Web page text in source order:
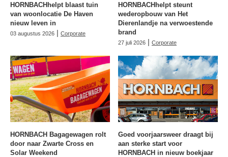
HORNBACHhelpt blaast tuin
van woonlocatie De Haven
nieuw leven in
03 augustus 2026 | Corporate
HORNBACHhelpt steunt
wederopbouw van Het
Dierenlandje na verwoestende
brand
27 juli 2026 | Corporate
HORNBACH Bagagewagen rolt
door naar Zwarte Cross en
Solar Weekend
Goed voorjaarsweer draagt bij
aan sterke start voor
HORNBACH in nieuw boekjaar